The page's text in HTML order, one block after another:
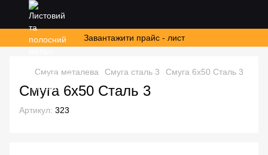
Завантажити прайс - лист
Смуга металева Смуга сталь 3 Смуга 6х50 Сталь 3
Смуга 6х50 Сталь 3
Артикул: 323